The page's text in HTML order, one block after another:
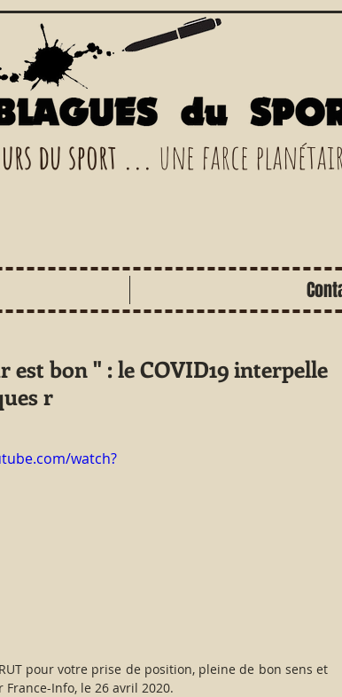
du sport ... une farce
est bon " : le COVID19 interpelle
r
watch?
Info, le 26 avril 2020.